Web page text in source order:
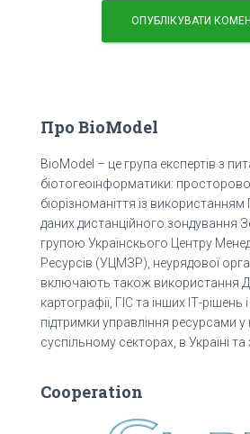
Про BioModel
BioModel – це група експертів з
біотогеоінформатики:
біорізноманіття із використанням
даних дистанційного зондування
групою Українскього Центру
Ресурсів (УЦМЗР), неурядової
включають також використання
картографії, ГІС та інших ІТ-
підтримки управління ресурсами
суспільному секторах, в Україні та
Cooperation